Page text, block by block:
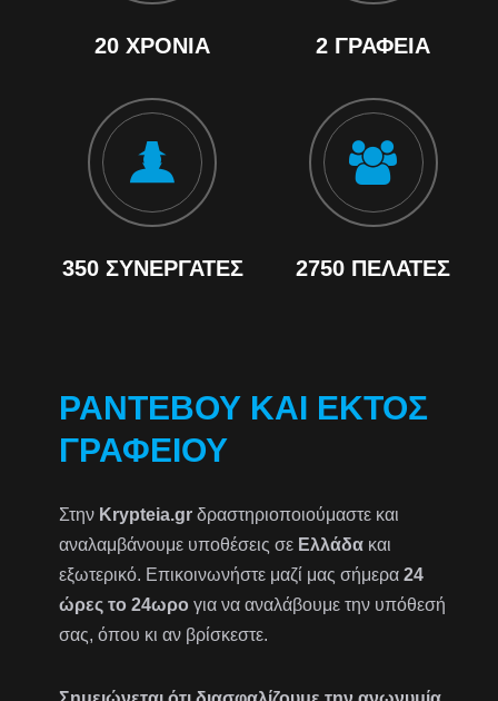
20 ΧΡΌΝΙΑ 2 ΓΡΑΦΕΊΑ
350 ΣΥΝΕΡΓΆΤΕΣ 2750 ΠΕΛΆΤΕΣ
ΡΑΝΤΕΒΟΎ ΚΑΙ ΕΚΤΌΣ
ΓΡΑΦΕΊΟΥ
Στην Krypteia.gr δραστηριοποιούμαστε και
αναλαμβάνουμε υποθέσεις σε Ελλάδα και
εξωτερικό. Επικοινωνήστε μαζί μας σήμερα24
ώρες το 24ωρο για να αναλάβουμε την υπόθεσή
σας, όπου κι αν βρίσκεστε.